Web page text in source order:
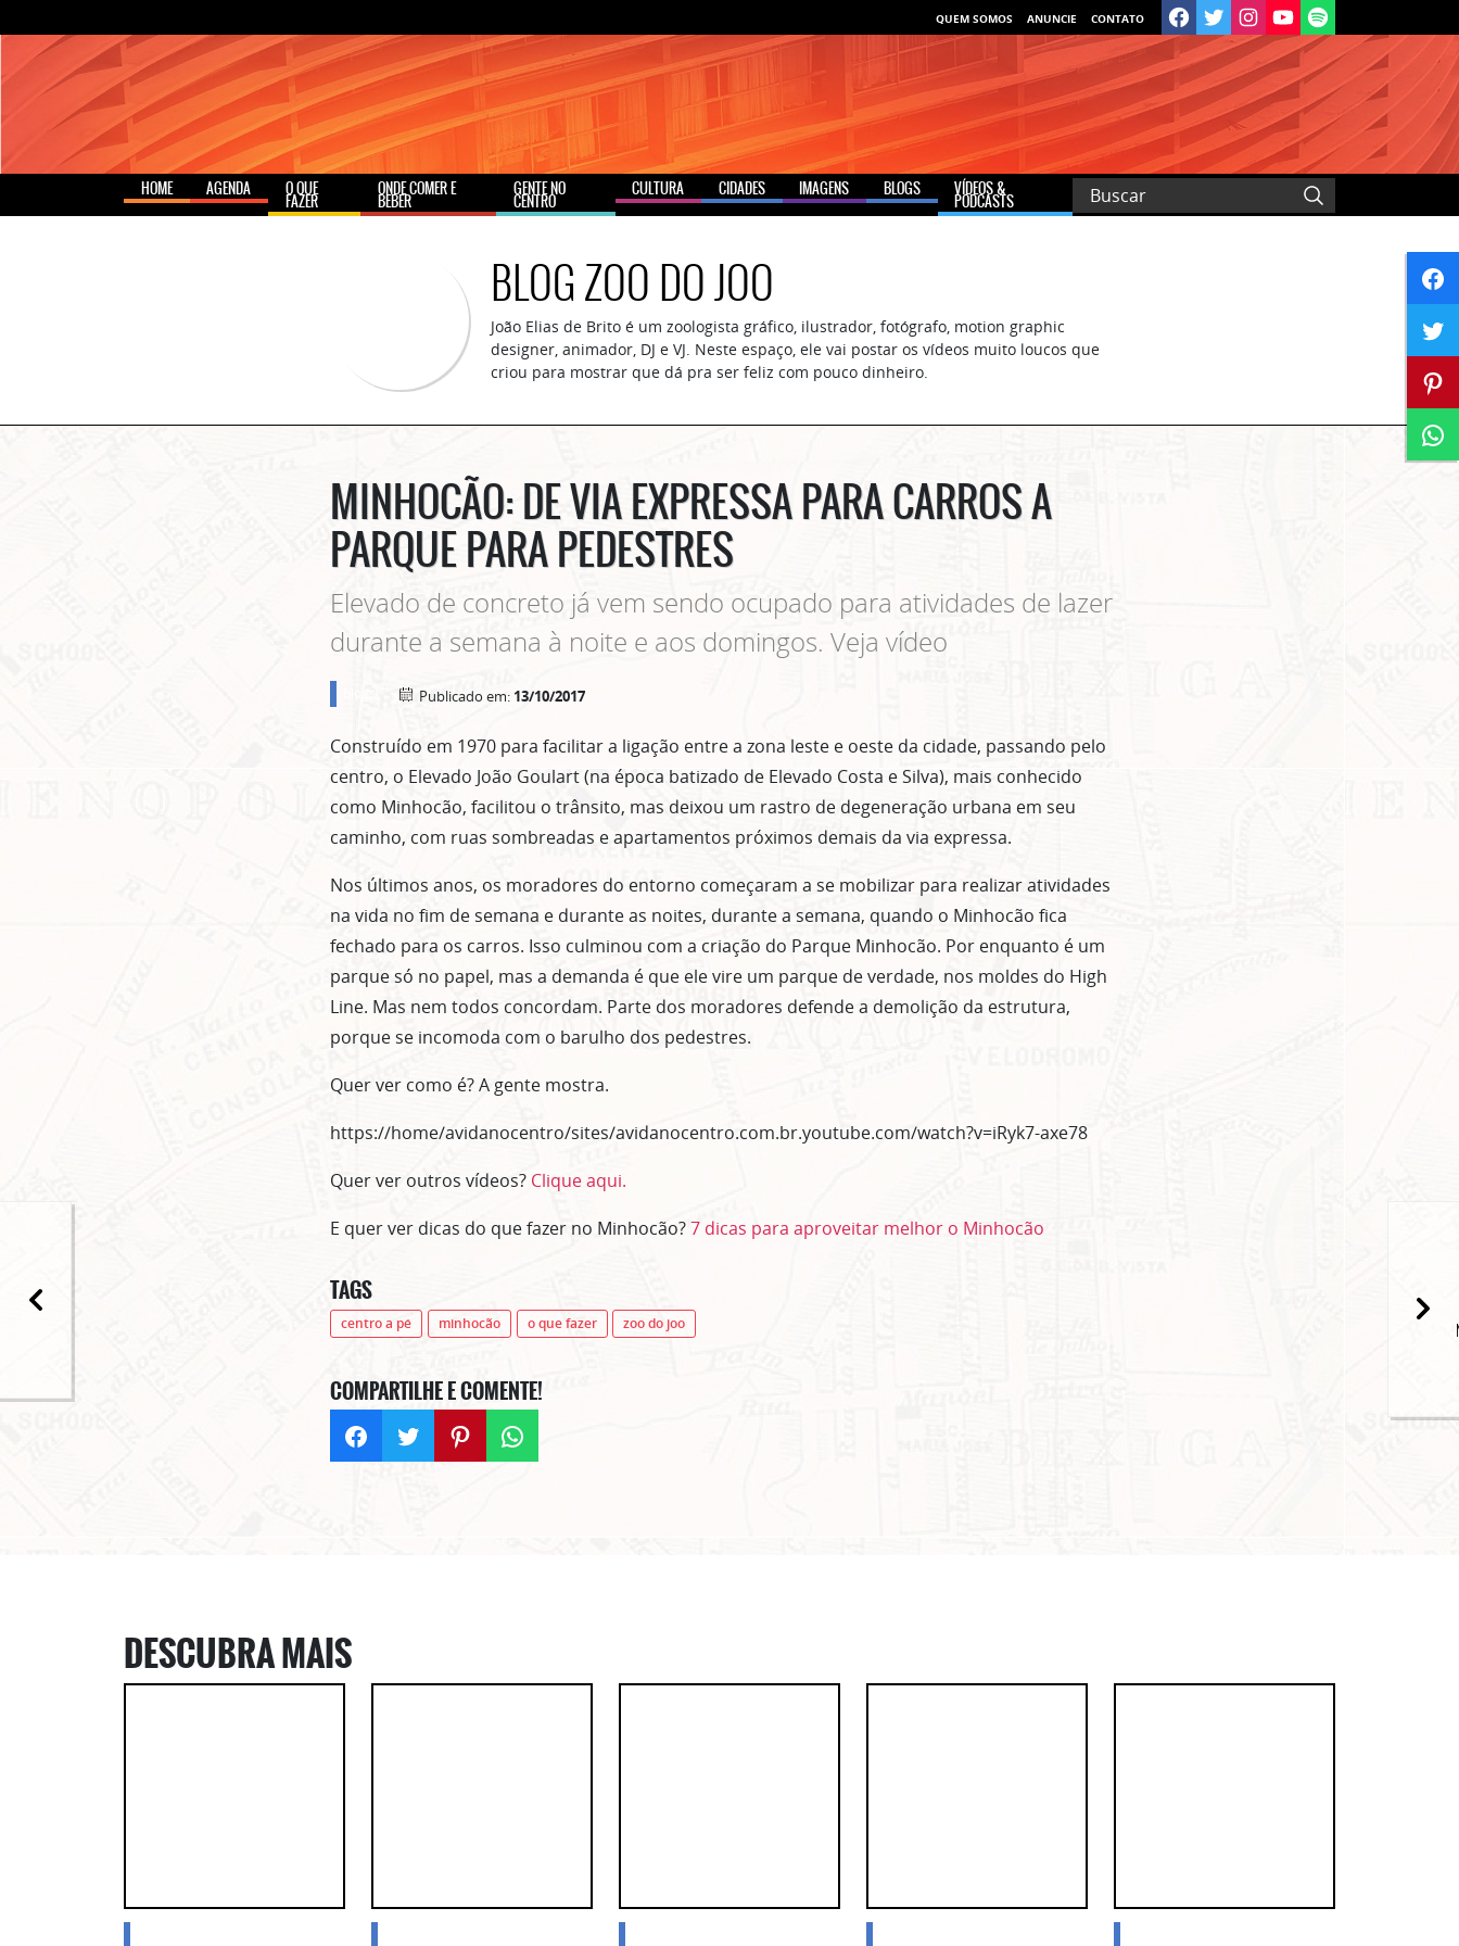
QUEM SOMOS ANUNCIE CONTATO
HOME AGENDA O QUE
FAZER
ONDE COMER E
BEBER
GENTE NO
CENTRO
CULTURA CIDADES IMAGENS BLOGS VÍDEOS &
PODCASTS
BLOG ZOO DO JOO
João Elias de Brito é um zoologista gráfico, ilustrador, fotógrafo, motion graphic
designer, animador, DJ e VJ. Neste espaço, ele vai postar os vídeos muito loucos que
criou para mostrar que dá pra ser feliz com pouco dinheiro.
MINHOCÃO: DE VIA EXPRESSA PARA CARROS A
PARQUE PARA PEDESTRES
Elevado de concreto já vem sendo ocupado para atividades de lazer
durante a semana à noite e aos domingos. Veja vídeo
Publicado em: 13/10/2017
Construído em 1970 para facilitar a ligação entre a zona leste e oeste da cidade, passando pelo
centro, o Elevado João Goulart (na época batizado de Elevado Costa e Silva), mais conhecido
como Minhocão, facilitou o trânsito, mas deixou um rastro de degeneração urbana em seu
caminho, com ruas sombreadas e apartamentos próximos demais da via expressa.
Nos últimos anos, os moradores do entorno começaram a se mobilizar para realizar atividades
na vida no fim de semana e durante as noites, durante a semana, quando o Minhocão fica
fechado para os carros. Isso culminou com a criação do Parque Minhocão. Por enquanto é um
parque só no papel, mas a demanda é que ele vire um parque de verdade, nos moldes do High
Line. Mas nem todos concordam. Parte dos moradores defende a demolição da estrutura,
porque se incomoda com o barulho dos pedestres.
Quer ver como é? A gente mostra.
https://home/avidanocentro/sites/avidanocentro.com.br.youtube.com/watch?v=iRyk7-axe78
Quer ver outros vídeos? Clique aqui.
E quer ver dicas do que fazer no Minhocão?7 dicas para aproveitar melhor o Minhocão
TAGS
centro a pé minhocão o que fazer zoo do joo
COMPARTILHE E COMENTE!
DESCUBRA MAIS
ASSINE GRATUITAMENTE NOSSA
NEWSLETTER!
email.